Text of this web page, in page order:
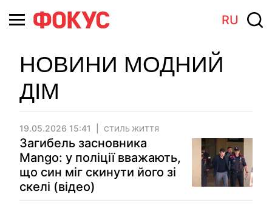
RU
НОВИНИ МОДНИЙ
ДІМ
19.05.2026 15:41 СТИЛЬ ЖИТТЯ
Загибель засновника
Mango: у поліції вважають,
що син міг скинути його зі
скелі (відео)